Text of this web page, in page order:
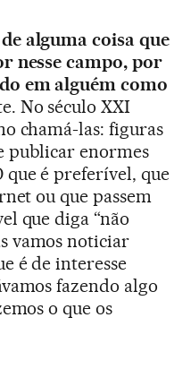
alguma coisa que
nesse campo, por
em alguém como
No século XXI
chamá-las: figuras
publicar enormes
que é preferível, que
ou que passem
que diga “não
vamos noticiar
é de interesse
fazendo algo
o que os